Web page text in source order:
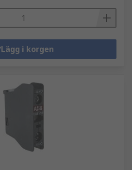
Lägg i korgen